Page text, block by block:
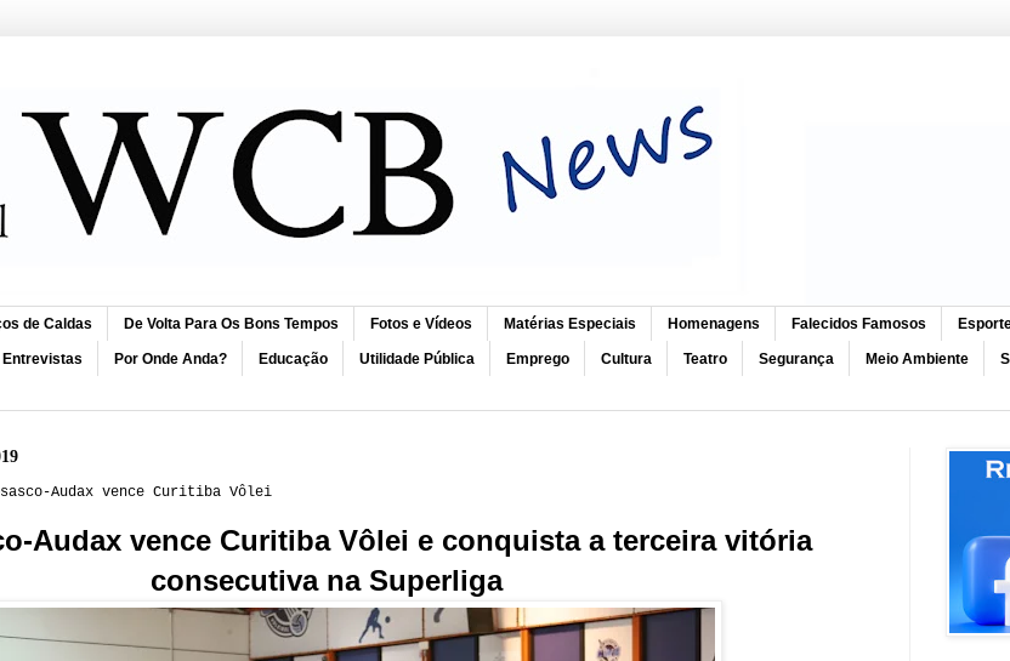
de Caldas De Volta Para Os Bons Tempos Fotos e Vídeos Matérias Especiais Homenagens Falecidos Famosos
Entrevistas Por Onde Anda? Educação Utilidade Pública Emprego Cultura Teatro Segurança Meio Ambiente
Audax vence Curitiba Vôlei
Audax vence Curitiba Vôlei e conquista a terceira vitória
consecutiva na Superliga